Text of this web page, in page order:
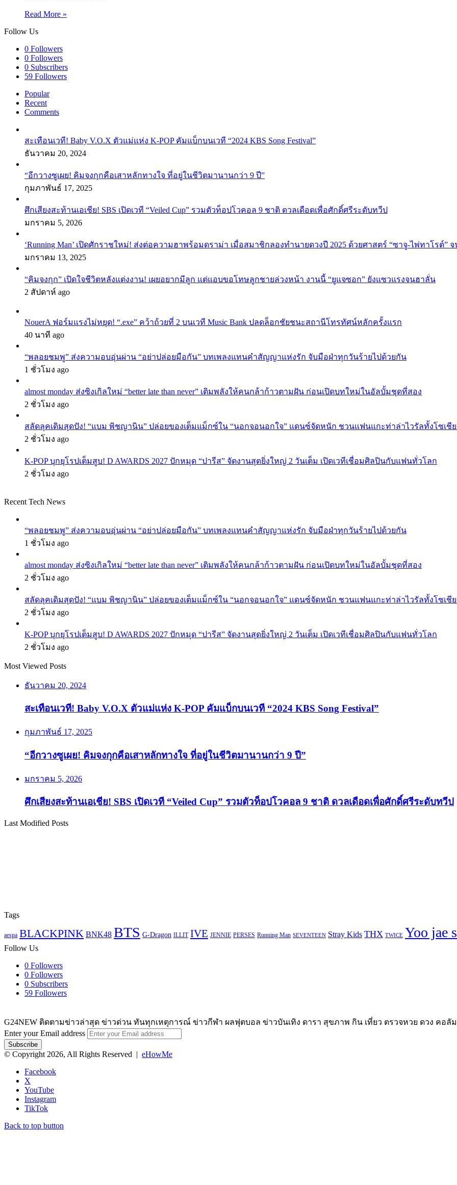
Read More »
Follow Us
0 Followers
0 Followers
0 Subscribers
59 Followers
Popular
Recent
Comments
สะเทือนเวที! Baby V.O.X ตัวแม่แห่ง K-POP คัมแบ็กบนเวที “2024 KBS Song Festival”
ธันวาคม 20, 2024
“อีกวางซูเผย! คิมจงกุกคือเสาหลักทางใจ ที่อยู่ในชีวิตมานานกว่า 9 ปี”
กุมภาพันธ์ 17, 2025
ศึกเสียงสะท้านเอเชีย! SBS เปิดเวที “Veiled Cup” รวมตัวท็อปโวคอล 9 ชาติ ดวลเดือดเพื่อศักดิ์ศรีระดับทวีป
มกราคม 5, 2026
‘Running Man’ เปิดศักราชใหม่! ส่งต่อความฮาพร้อมดราม่า เมื่อสมาชิกลองทำนายดวงปี 2025 ด้วยศาสตร์ “ซาจู-ไพ่ทาโรต์”
มกราคม 13, 2025
“คิมจงกุก” เปิดใจชีวิตหลังแต่งงาน! เผยอยากมีลูก แต่แอบขอโทษลูกชายล่วงหน้า งานนี้ “ยูแจซอก” ยังแซวแรงจนฮาลั่น
2 สัปดาห์ ago
NouerA ฟอร์มแรงไม่หยุด! “.exe” คว้าถ้วยที่ 2 บนเวที Music Bank ปลดล็อกชัยชนะสถานีโทรทัศน์หลักครั้งแรก
40 นาที ago
“พลอยชมพู” ส่งความอบอุ่นผ่าน “อย่าปล่อยมือกัน” บทเพลงแทนคำสัญญาแห่งรัก จับมือฝ่าทุกวันร้ายไปด้วยกัน
1 ชั่วโมง ago
almost monday ส่งซิงเกิลใหม่ “better late than never” เติมพลังให้คนกล้าก้าวตามฝัน ก่อนเปิดบทใหม่ในอัลบั้มชุดที่สอง
2 ชั่วโมง ago
สลัดลุคเดิมสุดปัง! “แบม พิชญานิน” ปล่อยของเต็มแม็กซ์ใน “นอกจอนอกใจ” แดนซ์จัดหนัก ชวนแฟนแกะท่าล่าไวรัลทั้งโซเชี
2 ชั่วโมง ago
K-POP บุกยุโรปเต็มสูบ! D AWARDS 2027 ปักหมุด “ปารีส” จัดงานสุดยิ่งใหญ่ 2 วันเต็ม เปิดเวทีเชื่อมศิลปินกับแฟนทั่วโลก
2 ชั่วโมง ago
Recent Tech News
“พลอยชมพู” ส่งความอบอุ่นผ่าน “อย่าปล่อยมือกัน” บทเพลงแทนคำสัญญาแห่งรัก จับมือฝ่าทุกวันร้ายไปด้วยกัน
1 ชั่วโมง ago
almost monday ส่งซิงเกิลใหม่ “better late than never” เติมพลังให้คนกล้าก้าวตามฝัน ก่อนเปิดบทใหม่ในอัลบั้มชุดที่สอง
2 ชั่วโมง ago
สลัดลุคเดิมสุดปัง! “แบม พิชญานิน” ปล่อยของเต็มแม็กซ์ใน “นอกจอนอกใจ” แดนซ์จัดหนัก ชวนแฟนแกะท่าล่าไวรัลทั้งโซเชี
2 ชั่วโมง ago
K-POP บุกยุโรปเต็มสูบ! D AWARDS 2027 ปักหมุด “ปารีส” จัดงานสุดยิ่งใหญ่ 2 วันเต็ม เปิดเวทีเชื่อมศิลปินกับแฟนทั่วโลก
2 ชั่วโมง ago
Most Viewed Posts
ธันวาคม 20, 2024
สะเทือนเวที! Baby V.O.X ตัวแม่แห่ง K-POP คัมแบ็กบนเวที “2024 KBS Song Festival”
กุมภาพันธ์ 17, 2025
“อีกวางซูเผย! คิมจงกุกคือเสาหลักทางใจ ที่อยู่ในชีวิตมานานกว่า 9 ปี”
มกราคม 5, 2026
ศึกเสียงสะท้านเอเชีย! SBS เปิดเวที “Veiled Cup” รวมตัวท็อปโวคอล 9 ชาติ ดวลเดือดเพื่อศักดิ์ศรีระดับทวีป
Last Modified Posts
Tags
aespa BLACKPINK BNK48 BTS G-Dragon ILLIT IVE JENNIE PERSES Running Man SEVENTEEN Stray Kids THX TWICE Yoo jae
Follow Us
0 Followers
0 Followers
0 Subscribers
59 Followers
G24NEW ติดตามข่าวล่าสุด ข่าวด่วน ทันทุกเหตุการณ์ ข่าวกีฬา ผลฟุตบอล ข่าวบันเทิง ดารา สุขภาพ กิน เที่ยว ตรวจหวย ดวง คอลัม
Enter your Email address
© Copyright 2026, All Rights Reserved | eHowMe
Facebook
X
YouTube
Instagram
TikTok
Back to top button